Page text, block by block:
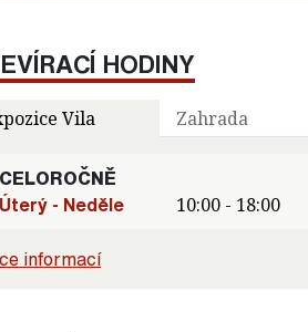
HODINY
Vila Zahrada
CELOROČNĚ
Úterý - Neděle
10:00 - 18:00
informací